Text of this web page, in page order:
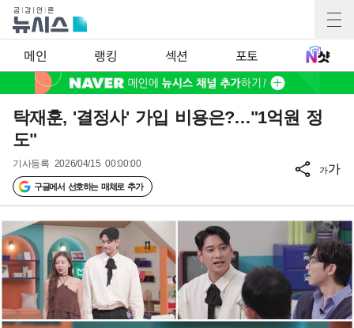
메인 랭킹 섹션 포토
탁재훈, '결정사' 가입 비용은?…"1억원 정
도"
기사등록 2026/04/15 00:00:00
구글에서 선호하는 매체로 추가
가가